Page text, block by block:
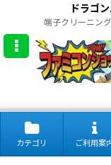
ドラゴ
端子クリーニン
カテゴリ ご利用案